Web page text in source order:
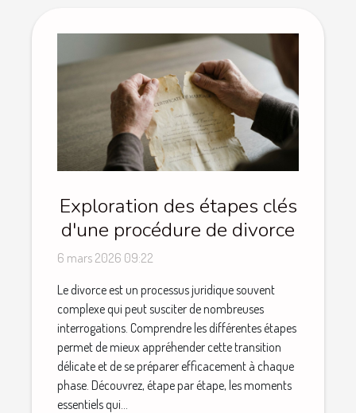
Exploration des étapes clés
d'une procédure de divorce
6 mars 2026 09:22
Le divorce est un processus juridique souvent
complexe qui peut susciter de nombreuses
interrogations. Comprendre les différentes étapes
permet de mieux appréhender cette transition
délicate et de se préparer efficacement à chaque
phase. Découvrez, étape par étape, les moments
essentiels qui...